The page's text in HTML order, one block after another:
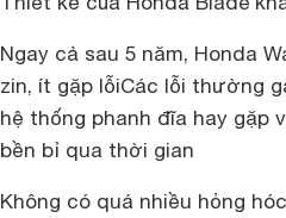
Ngay cả sau 5 năm, Honda
zin, ít gặp lỗiCác lỗi thường
hệ thống phanh đĩa hay gặp
bền bỉ qua thời gian
Không có quá nhiều hỏng